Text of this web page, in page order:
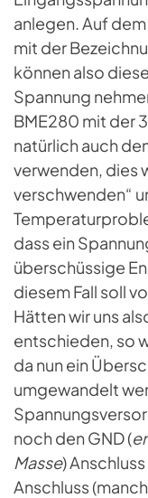
anlegen. Auf
mit der
können also
Spannung
BME280 mit der
natürlich auch
verwenden, dies
verschwenden“
dass ein
überschüssige
diesem Fall soll
Hätten wir uns
entschieden, so
da nun ein
umgewandelt
noch den GND (
Masse)
Anschluss